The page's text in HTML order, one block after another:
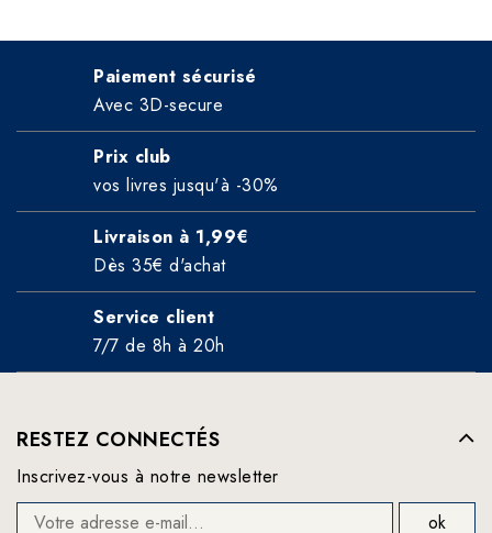
Paiement sécurisé
Avec 3D-secure
Prix club
vos livres jusqu'à -30%
Livraison à 1,99€
Dès 35€ d'achat
Service client
7/7 de 8h à 20h
RESTEZ CONNECTÉS
Inscrivez-vous à notre newsletter